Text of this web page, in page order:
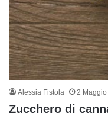
Alessia Fistola 2
Zucchero di